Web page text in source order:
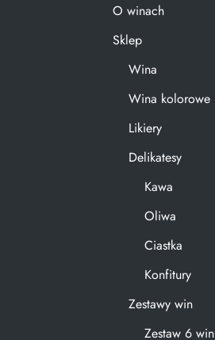
O winach
Sklep
Wina
Wina kolorowe
Likiery
Delikatesy
Kawa
Oliwa
Ciastka
Konfitury
Zestawy win
Zestaw 6 win